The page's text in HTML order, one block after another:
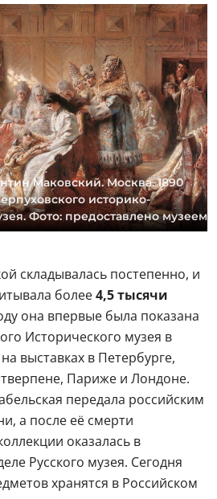
Маковский. Москва. 1890
историко-
Фото: предоставлено музеем
складывалась постепенно, и
более4,5 тысячи
она впервые была показана
Исторического музея в
выставках в Петербурге,
Париже и Лондоне.
передала российским
а после её смерти
оказалась в
Русского музея. Сегодня
хранятся в Российском